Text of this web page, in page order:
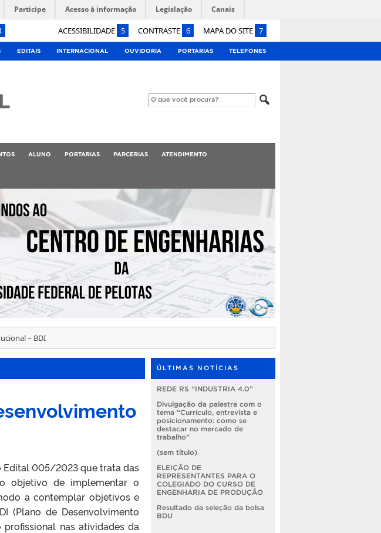
ACESSIBILIDADE 5 CONTRASTE 6 MAPA DO SITE 7
Participe Acesso à informação Legislação Canais
EDITAIS INTERNACIONAL OUVIDORIA PORTARIAS TELEFONES
ALUNO PORTARIAS PARCERIAS ATENDIMENTO
– BDI
Edital 005/2023 que trata das
objetivo de implementar o
a contemplar objetivos e
(Plano de Desenvolvimento
nas atividades da
ÚLTIMAS NOTÍCIAS
REDE RS “INDUSTRIA 4.0”
Divulgação da palestra com o
tema “Currículo, entrevista e
posicionamento: como se
destacar no mercado de
trabalho”
(sem título)
ELEIÇÃO DE
REPRESENTANTES PARA O
COLEGIADO DO CURSO DE
ENGENHARIA DE PRODUÇÃO
Resultado da seleção da bolsa
BDU